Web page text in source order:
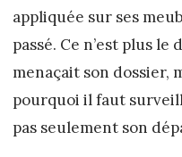
appliquée sur ses
passé. Ce n’est plus
menaçait son dossier,
pourquoi il faut
pas seulement son